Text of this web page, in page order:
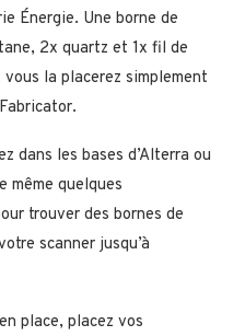
Énergie. Une borne de
2x quartz et 1x fil de
la placerez simplement
dans les bases d’Alterra ou
même quelques
trouver des bornes de
scanner jusqu’à
place, placez vos